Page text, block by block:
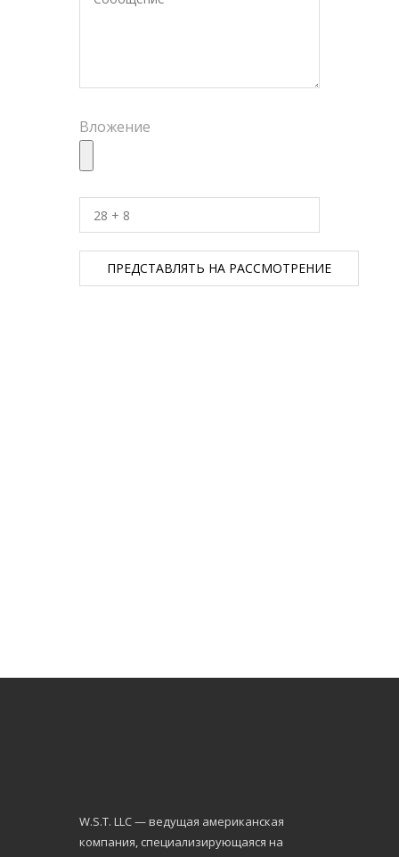
Вложение
W.S.Т. LLC — ведущая американская
компания, специализирующаяся на